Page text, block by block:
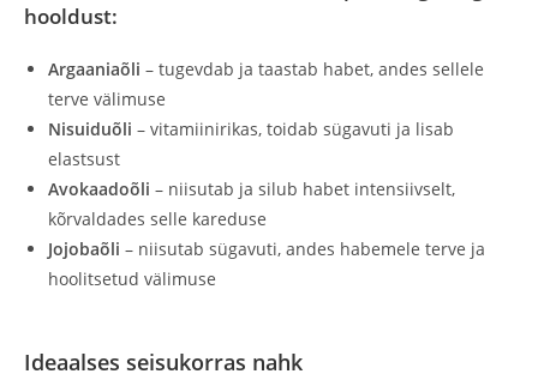
hooldust:
Argaaniaõli – tugevdab ja taastab habet, andes sellele
terve välimuse
Nisuiduõli – vitamiinirikas, toidab sügavuti ja lisab
elastsust
Avokaadoõli – niisutab ja silub habet intensiivselt,
kõrvaldades selle kareduse
Jojobaõli – niisutab sügavuti, andes habemele terve ja
hoolitsetud välimuse
Ideaalses seisukorras nahk